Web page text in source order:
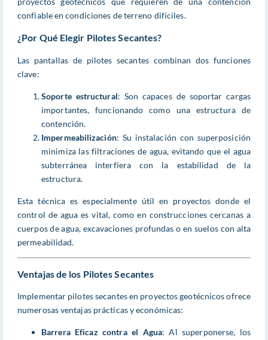
confiable en condiciones de terreno difíciles.
¿Por Qué Elegir Pilotes Secantes?
Las pantallas de pilotes secantes combinan dos funciones
clave:
Soporte estructural: Son capaces de soportar cargas
importantes, funcionando como una estructura de
contención.
Impermeabilización: Su instalación con superposición
minimiza las filtraciones de agua, evitando que el agua
subterránea interfiera con la estabilidad de la
estructura.
Esta técnica es especialmente útil en proyectos donde el
control de agua es vital, como en construcciones cercanas a
cuerpos de agua, excavaciones profundas o en suelos con alta
permeabilidad.
Ventajas de los Pilotes Secantes
Implementar pilotes secantes en proyectos geotécnicos ofrece
numerosas ventajas prácticas y económicas:
Barrera Eficaz contra el Agua: Al superponerse, los